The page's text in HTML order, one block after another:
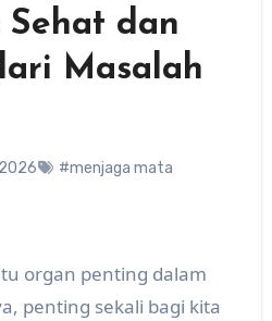
dan
Masalah
#menjaga mata
organ penting dalam
penting sekali bagi kita